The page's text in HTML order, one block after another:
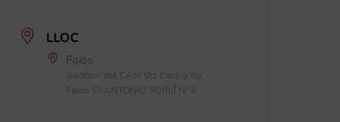
LLOC
Foios
Auditori del CAM Sta Cecília de
Foios C/ ANTONIO SORLÍ Nº 6